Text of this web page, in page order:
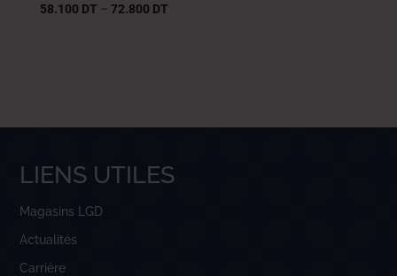
58.100 DT – 72.800 DT
LIENS UTILES
Magasins LGD
Actualités
Carrière